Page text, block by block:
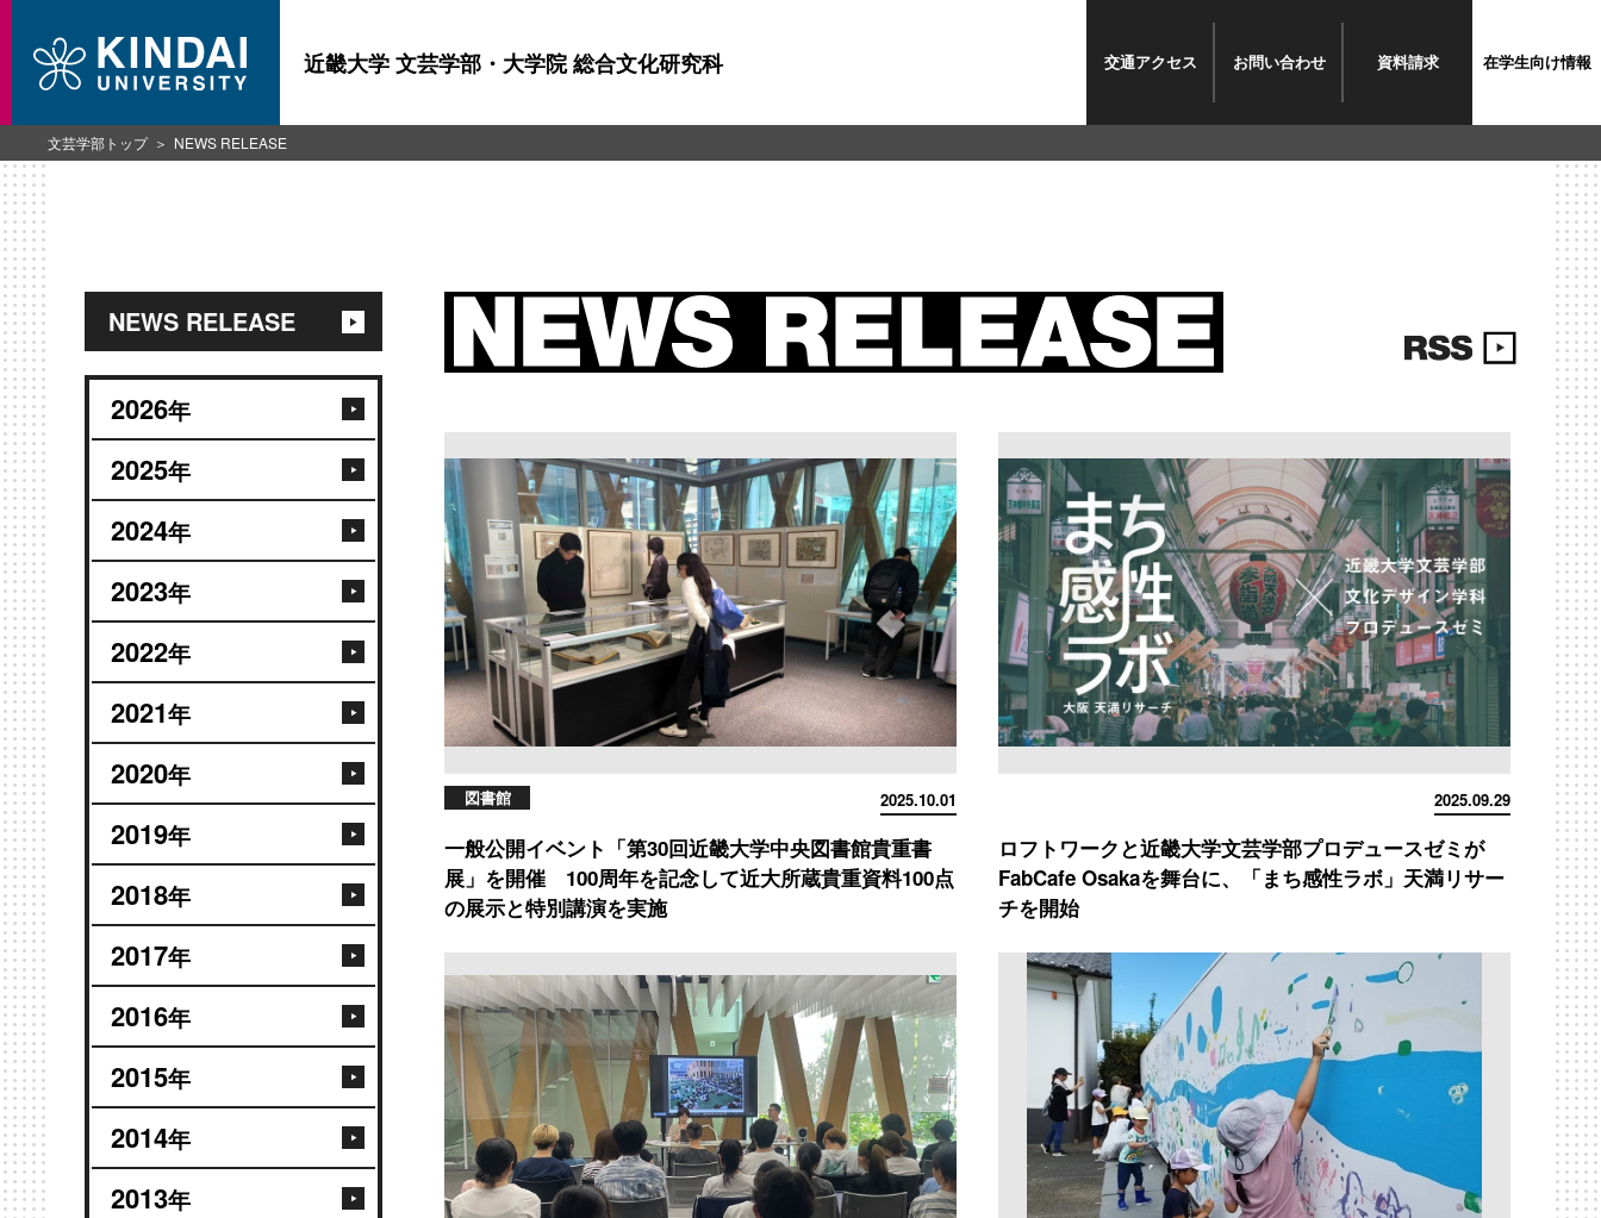
近畿大学 文芸学部・大学院 総合文化研究科 交通アクセス お問い合わせ 資料請求 在学生向け情報
NEWS RELEASE
2026年
2025年
2024年
2023年
2022年
2021年
2020年
2019年
2018年
2017年
2016年
2015年
2014年
2013年
図書館 2025.10.01
一般公開イベント「第30回近畿大学中央図書館貴重書
展」を開催 100周年を記念して近大所蔵貴重資料100点
の展示と特別講演を実施
2025.09.29
ロフトワークと近畿大学文芸学部プロデュースゼミが
FabCafe Osakaを舞台に、「まち感性ラボ」天満リサー
チを開始
文芸学部トップ NEWS RELEASE